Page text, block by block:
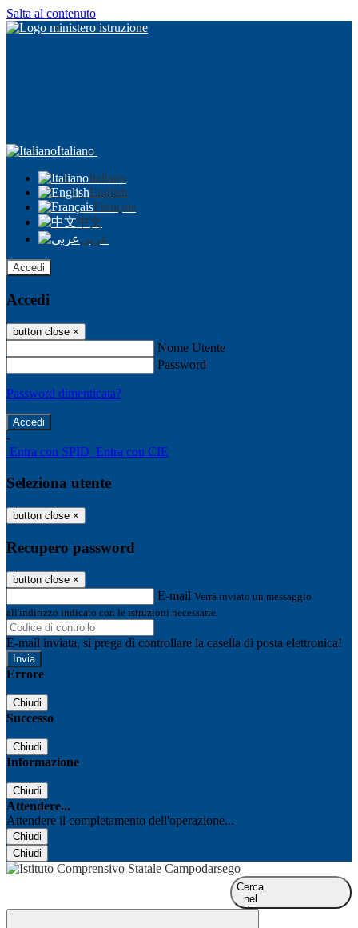
Salta al contenuto
Italiano
Italiano
English
Français
中文
عربى
Accedi
Accedi
button close ×
Nome Utente
Password
Password dimenticata?
-
Entra con SPID Entra con CIE
Seleziona utente
button close ×
Recupero password
button close ×
E-mail Verrà inviato un messaggio
all'indirizzo indicato con le istruzioni necessarie.
E-mail inviata, si prega di controllare la casella di posta elettronica!
Errore
Chiudi
Successo
Chiudi
Informazione
Chiudi
Attendere...
Attendere il completamento dell'operazione...
Chiudi
Chiudi
Cerca
nel
sito